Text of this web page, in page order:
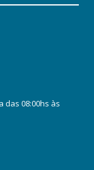
das 08:00hs às